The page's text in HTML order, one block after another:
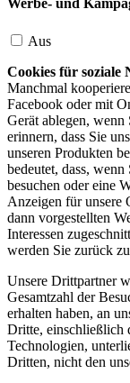
Werbe- und
Aus
Cookies für soziale
Manchmal
Facebook oder mit
Gerät ablegen, wenn
erinnern, dass Sie
unseren Produkten
bedeutet, dass,
besuchen oder eine
Anzeigen für unsere
dann vorgestellten
Interessen
werden Sie zurück
Unsere Drittpartner
Gesamtzahl der
erhalten haben, an
Dritte, einschließlich
Technologien,
Dritten, nicht den